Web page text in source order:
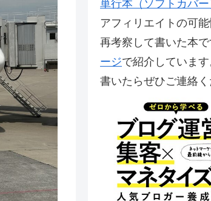
単行本（ソフトカバ
アフィリエイトの可
再考察して書いた本
ージで紹介していま
書いたらぜひご連絡く